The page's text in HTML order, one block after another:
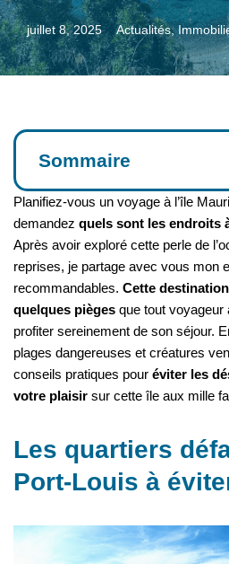
juillet 8, 2025 Actualités,
Sommaire
Planifiez-vous un voyage à l’île
demandez quels sont les endroits
Après avoir exploré cette perle de
reprises, je partage avec vous mon
recommandables. Cette
quelques pièges que tout voyageur
profiter sereinement de son séjour.
plages dangereuses et créatures
conseils pratiques pour éviter les
votre plaisir sur cette île aux mille
Les quartiers
Port-Louis à